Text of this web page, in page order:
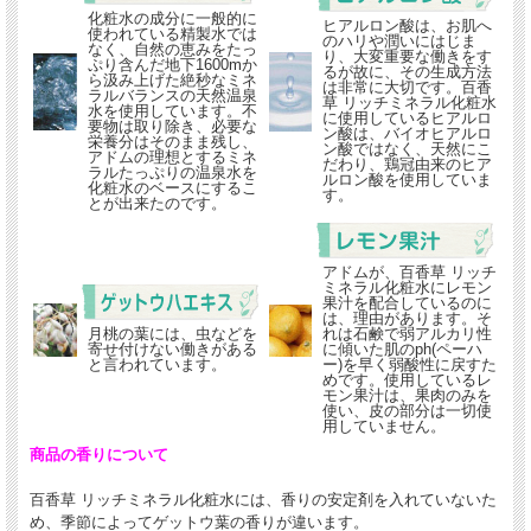
化粧水の成分に一般的に
使われている精製水では
なく、自然の恵みをたっ
ぷり含んだ地下1600mか
ら汲み上げた絶秒なミネ
ラルバランスの天然温泉
水を使用しています。不
要物は取り除き、必要な
栄養分はそのまま残し、
アドムの理想とするミネ
ラルたっぷりの温泉水を
化粧水のベースにするこ
とが出来たのです。
ヒアルロン酸は、お肌へ
のハリや潤いにはじま
り、大変重要な働きをす
るが故に、その生成方法
は非常に大切です。百香
草 リッチミネラル化粧水
に使用しているヒアルロ
ン酸は、バイオヒアルロ
ン酸ではなく、天然にこ
だわり、鶏冠由来のヒア
ルロン酸を使用していま
す。
月桃の葉には、虫などを
寄せ付けない働きがある
と言われています。
アドムが、百香草 リッチ
ミネラル化粧水にレモン
果汁を配合しているのに
は、理由があります。そ
れは石鹸で弱アルカリ性
に傾いた肌のph(ペーハ
ー)を早く弱酸性に戻すた
めです。使用しているレ
モン果汁は、果肉のみを
使い、皮の部分は一切使
用していません。
商品の香りについて
百香草 リッチミネラル化粧水には、香りの安定剤を入れていないた
め、季節によってゲットウ葉の香りが違います。